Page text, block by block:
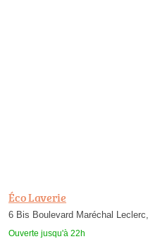
Éco Laverie
6 Bis Boulevard Maréchal
Ouverte jusqu'à 22h